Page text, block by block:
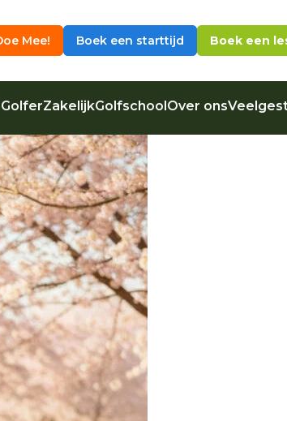
Mee! Boek een starttijd Boek een
ZakelijkGolfschool Over ons